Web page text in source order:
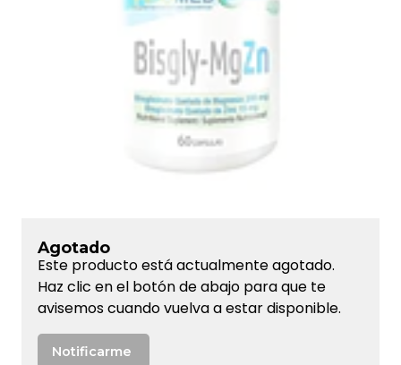
Agotado
Este producto está actualmente agotado.
Haz clic en el botón de abajo para que te
avisemos cuando vuelva a estar disponible.
Notificarme